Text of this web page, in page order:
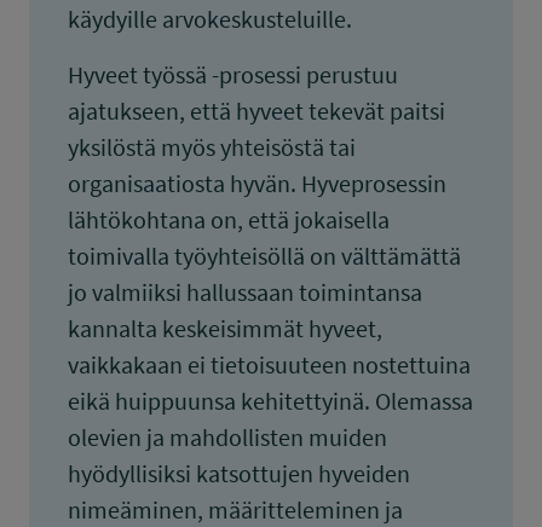
käydyille arvokeskusteluille.
Hyveet työssä -prosessi perustuu
ajatukseen, että hyveet tekevät paitsi
yksilöstä myös yhteisöstä tai
organisaatiosta hyvän. Hyveprosessin
lähtökohtana on, että jokaisella
toimivalla työyhteisöllä on välttämättä
jo valmiiksi hallussaan toimintansa
kannalta keskeisimmät hyveet,
vaikkakaan ei tietoisuuteen nostettuina
eikä huippuunsa kehitettyinä. Olemassa
olevien ja mahdollisten muiden
hyödyllisiksi katsottujen hyveiden
nimeäminen, määritteleminen ja